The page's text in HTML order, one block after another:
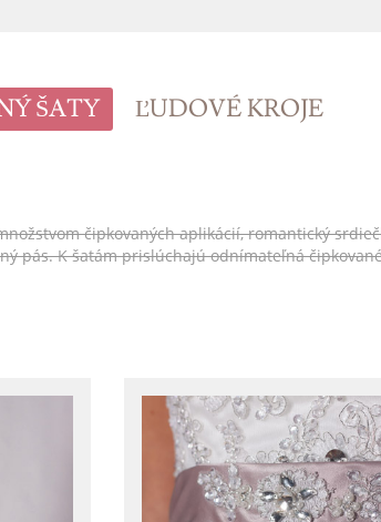
ŠATY ĽUDOVÉ KROJE
čipkovaných aplikácií, romantický
pás. K šatám prislúchajú odnímateľná